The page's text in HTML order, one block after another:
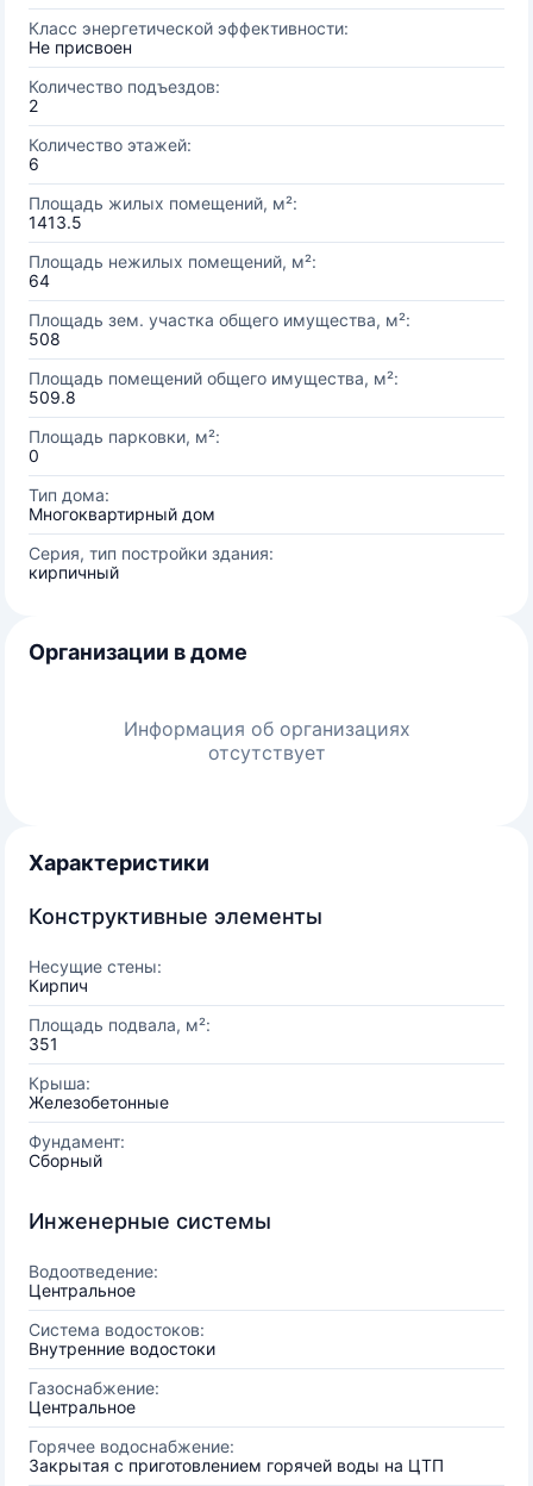
Класс энергетической эффективности:
Не присвоен
Количество подъездов:
2
Количество этажей:
6
Площадь жилых помещений, м²:
1413.5
Площадь нежилых помещений, м²:
64
Площадь зем. участка общего имущества, м²:
508
Площадь помещений общего имущества, м²:
509.8
Площадь парковки, м²:
0
Тип дома:
Многоквартирный дом
Серия, тип постройки здания:
кирпичный
Организации в доме
Информация об организациях
отсутствует
Характеристики
Конструктивные элементы
Несущие стены:
Кирпич
Площадь подвала, м²:
351
Крыша:
Железобетонные
Фундамент:
Сборный
Инженерные системы
Водоотведение:
Центральное
Система водостоков:
Внутренние водостоки
Газоснабжение:
Центральное
Горячее водоснабжение:
Закрытая с приготовлением горячей воды на ЦТП